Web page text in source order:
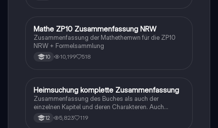
Mathe
Mathe ZP10 Zusammenfassung NRW
Zusammenfassung der Mathethemwn für die ZP10
NRW + Formelsammlung
10 10,199 518
Deutsch
Heimsuchung komplette Zusammenfassung
Zusammenfassung des Buches als auch der
einzelnen Kapitel und deren Charakteren. Auch
tabellarisch. Im Unterricht ohne KI erstellt
12 5,823 119